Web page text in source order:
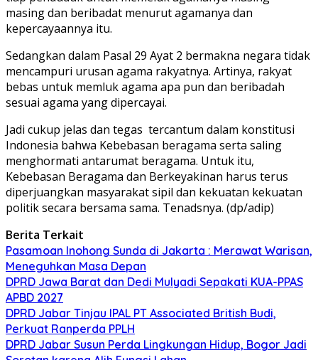
masing dan beribadat menurut agamanya dan
kepercayaannya itu.
Sedangkan dalam Pasal 29 Ayat 2 bermakna negara tidak
mencampuri urusan agama rakyatnya. Artinya, rakyat
bebas untuk memluk agama apa pun dan beribadah
sesuai agama yang dipercayai.
Jadi cukup jelas dan tegas tercantum dalam konstitusi
Indonesia bahwa Kebebasan beragama serta saling
menghormati antarumat beragama. Untuk itu,
Kebebasan Beragama dan Berkeyakinan harus terus
diperjuangkan masyarakat sipil dan kekuatan kekuatan
politik secara bersama sama. Tenadsnya. (dp/adip)
Berita Terkait
Pasamoan Inohong Sunda di Jakarta : Merawat Warisan,
Meneguhkan Masa Depan
DPRD Jawa Barat dan Dedi Mulyadi Sepakati KUA-PPAS
APBD 2027
DPRD Jabar Tinjau IPAL PT Associated British Budi,
Perkuat Ranperda PPLH
DPRD Jabar Susun Perda Lingkungan Hidup, Bogor Jadi